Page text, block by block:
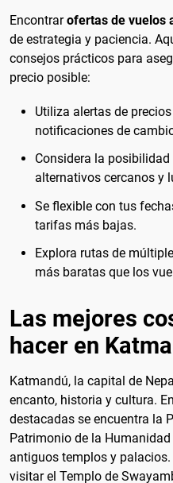
Encontrarofertas de vuelos
de estrategia y paciencia.
consejos prácticos para
precio posible:
Utiliza alertas de
notificaciones de
Considera la
alternativos cercanos y
Se flexible con tus
tarifas más bajas.
Explora rutas de
más baratas que los
Las mejores
hacer en
Katmandú, la capital de
encanto, historia y cultura.
destacadas se encuentra la
Patrimonio de la Humanidad
antiguos templos y
visitar el Templo de